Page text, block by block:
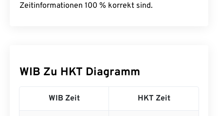
Zeitinformationen 100 % korrekt sind.
WIB Zu HKT Diagramm
WIB Zeit HKT Zeit